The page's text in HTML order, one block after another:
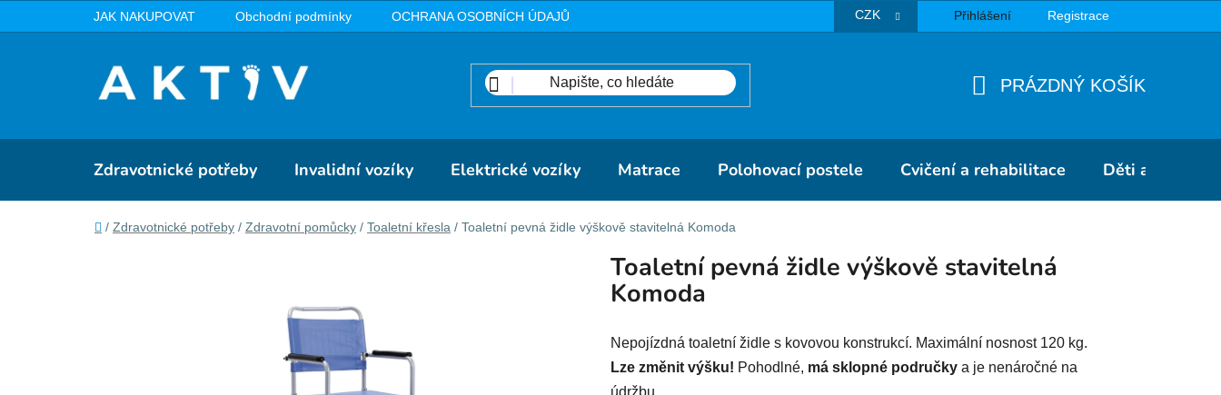
na
JAK NAKUPOVAT Obchodní podmínky OCHRANA OSOBNÍCH ÚDAJŮ CZK Přihlášení Registrace
PRÁZDNÝ KOŠÍK
Zdravotnické potřeby Invalidní vozíky Elektrické vozíky Matrace Polohovací postele Cvičení a rehabilitace Děti a školky
Domů
/ Zdravotnické potřeby / Zdravotní pomůcky / Toaletní křesla / Toaletní pevná židle výškově stavitelná Komoda
Toaletní pevná židle výškově stavitelná
Komoda
Nepojízdná toaletní židle s kovovou konstrukcí. Maximální nosnost 120 kg.
Lze změnit výšku! Pohodlné, má sklopné područky a je nenáročné na
údržbu.